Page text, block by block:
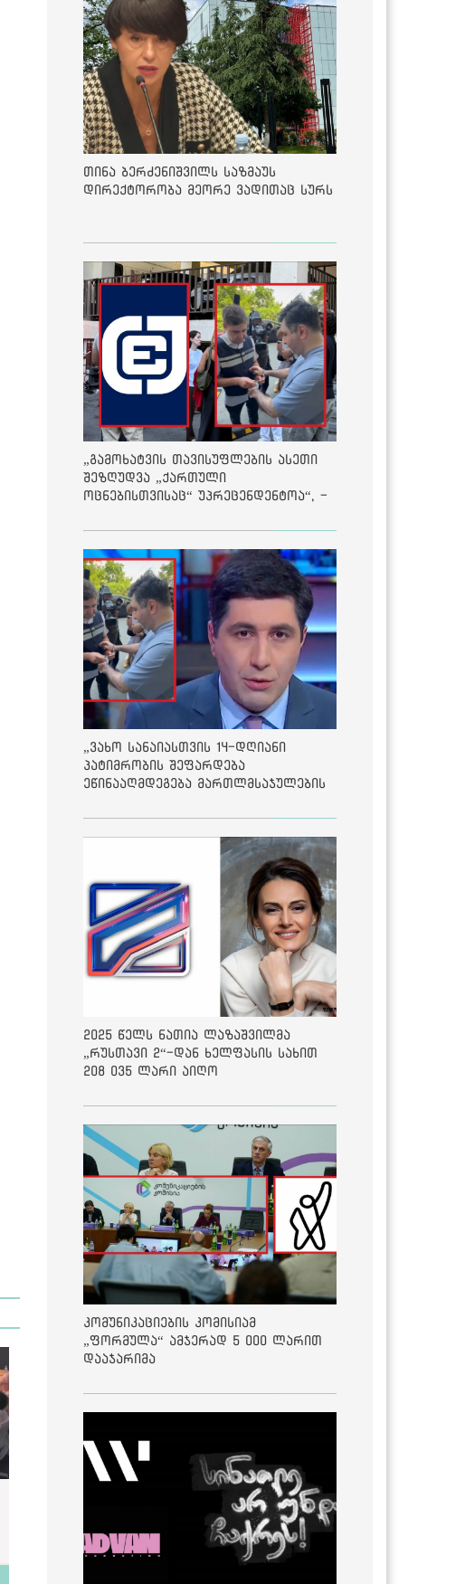
თინა ბერძენიშვილს საზმაუს
დირექტორობა მეორე ვადითაც სურს
„გამოხატვის თავისუფლების ასეთი
შეზღუდვა „ქართული
ოცნებისთვისაც“ უპრეცენდენტოა“, -
„ვახო სანაიასთვის 14-დღიანი
პატიმრობის შეფარდება
ეწინააღმდეგება მართლმსაჯულების
2025 წელს ნათია ლაზაშვილმა
„რუსთავი 2“-დან ხელფასის სახით
208 035 ლარი აიღო
კომუნიკაციების კომისიამ
„ფორმულა“ ამჯერად 5 000 ლარით
დააჯარიმა